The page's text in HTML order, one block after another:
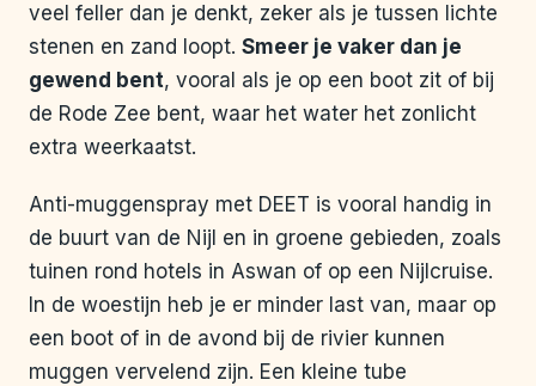
veel feller dan je denkt, zeker als je tussen lichte
stenen en zand loopt. Smeer je vaker dan je
gewend bent, vooral als je op een boot zit of bij
de Rode Zee bent, waar het water het zonlicht
extra weerkaatst.
Anti-muggenspray met DEET is vooral handig in
de buurt van de Nijl en in groene gebieden, zoals
tuinen rond hotels in Aswan of op een Nijlcruise.
In de woestijn heb je er minder last van, maar op
een boot of in de avond bij de rivier kunnen
muggen vervelend zijn. Een kleine tube